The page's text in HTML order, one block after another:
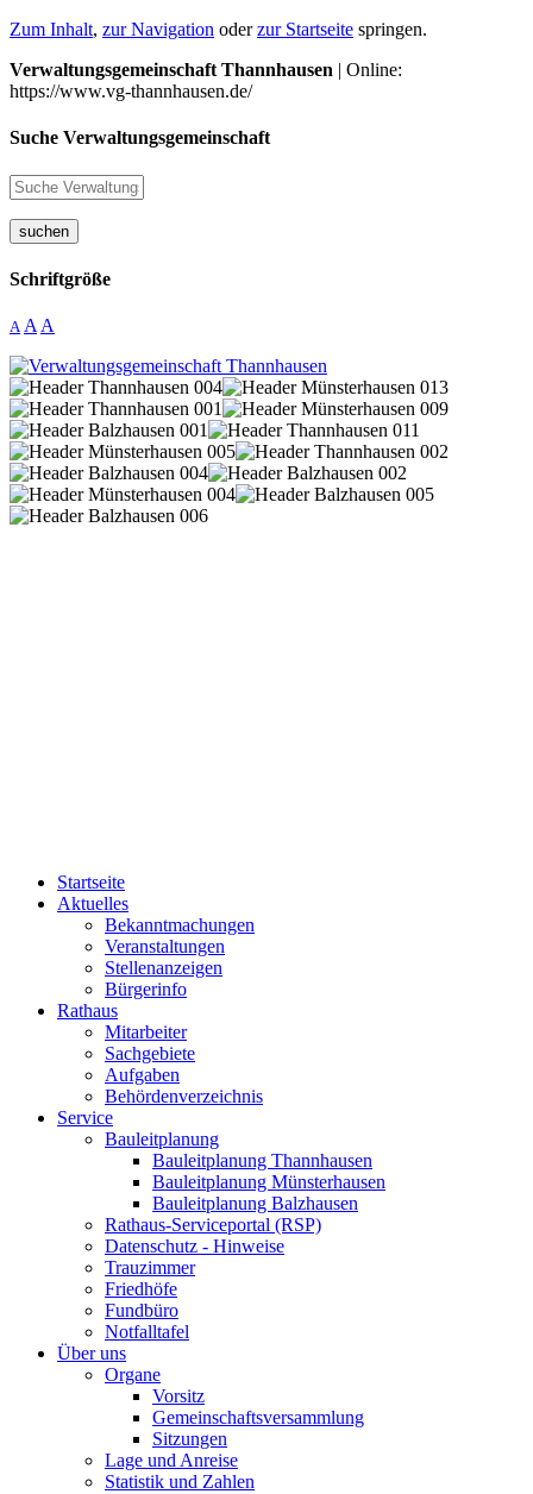
Zum Inhalt, zur Navigation oderzur Startseite springen.
Verwaltungsgemeinschaft Thannhausen | Online:
https://www.vg-thannhausen.de/
Suche Verwaltungsgemeinschaft
suchen
Schriftgröße
A A A
Startseite
Aktuelles
Bekanntmachungen
Veranstaltungen
Stellenanzeigen
Bürgerinfo
Rathaus
Mitarbeiter
Sachgebiete
Aufgaben
Behördenverzeichnis
Service
Bauleitplanung
Bauleitplanung Thannhausen
Bauleitplanung Münsterhausen
Bauleitplanung Balzhausen
Rathaus-Serviceportal (RSP)
Datenschutz - Hinweise
Trauzimmer
Friedhöfe
Fundbüro
Notfalltafel
Über uns
Organe
Vorsitz
Gemeinschaftsversammlung
Sitzungen
Lage und Anreise
Statistik und Zahlen